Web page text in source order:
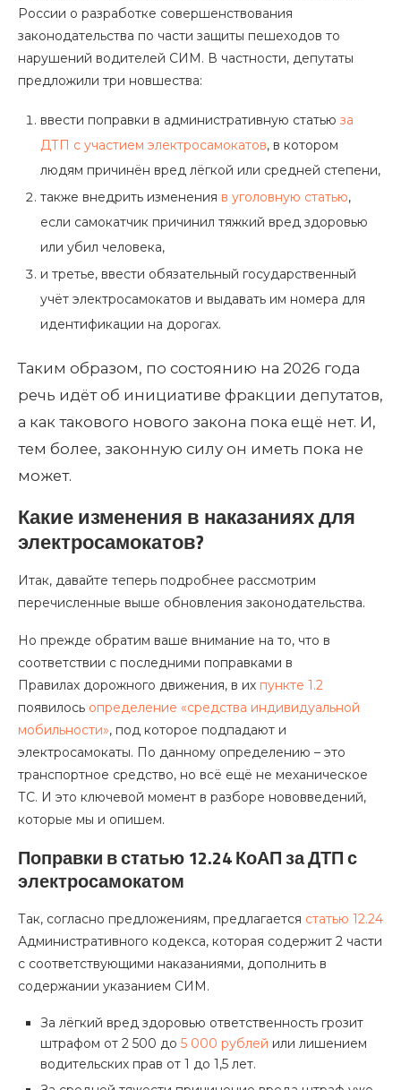
России о разработке совершенствования
законодательства по части защиты пешеходов то
нарушений водителей СИМ. В частности, депутаты
предложили три новшества:
ввести поправки в административную статью за
ДТП с участием электросамокатов, в котором
людям причинён вред лёгкой или средней степени,
также внедрить изменения в уголовную статью,
если самокатчик причинил тяжкий вред здоровью
или убил человека,
и третье, ввести обязательный государственный
учёт электросамокатов и выдавать им номера для
идентификации на дорогах.
Таким образом, по состоянию на 2026 года
речь идёт об инициативе фракции депутатов,
а как такового нового закона пока ещё нет. И,
тем более, законную силу он иметь пока не
может.
Какие изменения в наказаниях для
электросамокатов?
Итак, давайте теперь подробнее рассмотрим
перечисленные выше обновления законодательства.
Но прежде обратим ваше внимание на то, что в
соответствии с последними поправками в
Правилах дорожного движения, в их пункте 1.2
появилось определение «средства индивидуальной
мобильности», под которое подпадают и
электросамокаты. По данному определению – это
транспортное средство, но всё ещё не механическое
ТС. И это ключевой момент в разборе нововведений,
которые мы и опишем.
Поправки в статью 12.24 КоАП за ДТП с
электросамокатом
Так, согласно предложениям, предлагается статью 12.24
Административного кодекса, которая содержит 2 части
с соответствующими наказаниями, дополнить в
содержании указанием СИМ.
За лёгкий вред здоровью ответственность грозит
штрафом от 2 500 до 5 000 рублей или лишением
водительских прав от 1 до 1,5 лет.